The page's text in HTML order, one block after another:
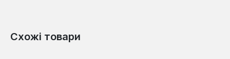
Схожі товари